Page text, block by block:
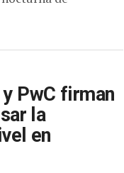
PwC firman
la
en